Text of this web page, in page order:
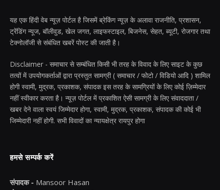
यह एक हिंदी वेब न्यूज़ पोर्टल है जिसमें ब्रेकिंग न्यूज़ के अलावा राजनीति, प्रशासन,
ट्रेंडिंग न्यूज, बॉलीवुड, खेल जगत, लाइफस्टाइल, बिजनेस, सेहत, ब्यूटी, रोजगार तथा
टेक्नोलॉजी से संबंधित खबरें पोस्ट की जाती है।
Disclaimer - समाचार से सम्बंधित किसी भी तरह के विवाद के लिए साइट के कुछ
तत्वों में उपयोगकर्ताओं द्वारा प्रस्तुत सामग्री ( समाचार / फोटो / विडियो आदि ) शामिल
होगी स्वामी, मुद्रक, प्रकाशक, संपादक इस तरह के सामग्रियों के लिए कोई ज़िम्मेदार
नहीं स्वीकार करता है। न्यूज़ पोर्टल में प्रकाशित ऐसी सामग्री के लिए संवाददाता /
खबर देने वाला स्वयं जिम्मेदार होगा, स्वामी, मुद्रक, प्रकाशक, संपादक की कोई भी
जिम्मेदारी नहीं होगी. सभी विवादों का न्यायक्षेत्र रायपुर होगा
हमसे सम्पर्क करें
संपादक - Mansoor Hasan